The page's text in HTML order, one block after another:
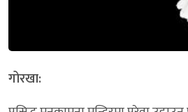
गोरखा: